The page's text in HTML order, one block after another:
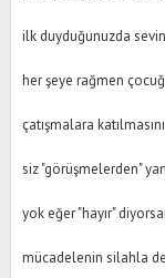
ilk duyduğunuzda
her şeye rağmen
çatışmalara
siz "görüşmelerden"
yok eğer "hayır"
mücadelenin silahla